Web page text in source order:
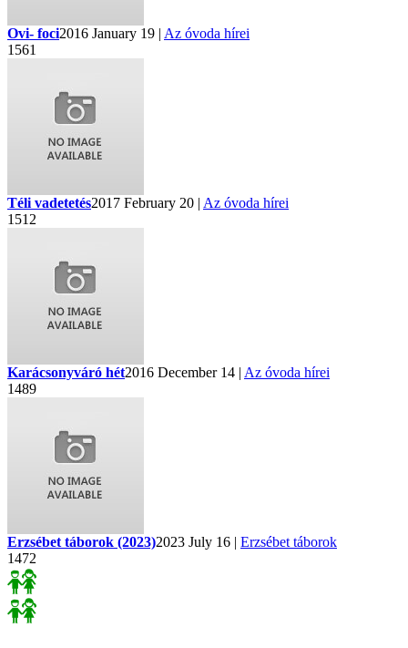
Ovi- foci2016 January 19 | Az óvoda hírei
1561
Téli vadetetés2017 February 20 | Az óvoda hírei
1512
Karácsonyváró hét2016 December 14 | Az óvoda hírei
1489
Erzsébet táborok (2023)2023 July 16 | Erzsébet táborok
1472